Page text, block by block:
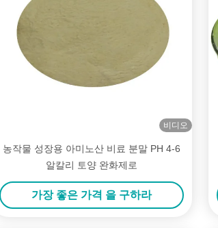
비디오
농작물 성장용 아미노산 비료 분말 PH 4-6
알칼리 토양 완화제로
가장 좋은 가격 을 구하라